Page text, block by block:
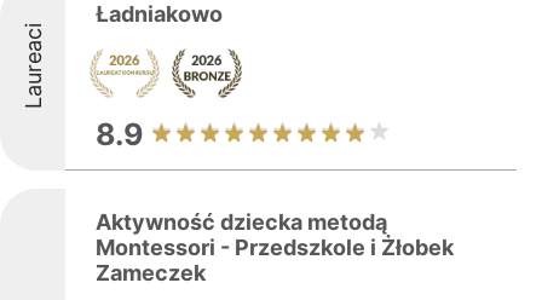
Laureaci
Ładniakowo
8.9
Aktywność dziecka metodą
Montessori - Przedszkole i Żłobek
Zameczek